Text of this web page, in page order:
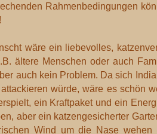
Rahmenbedingungen
wäre ein liebevolles,
ältere Menschen oder auch
auch kein Problem. Da sich
würde, wäre es schön
ein Kraftpaket und ein
aber ein katzengesicherter
Wind um die Nase